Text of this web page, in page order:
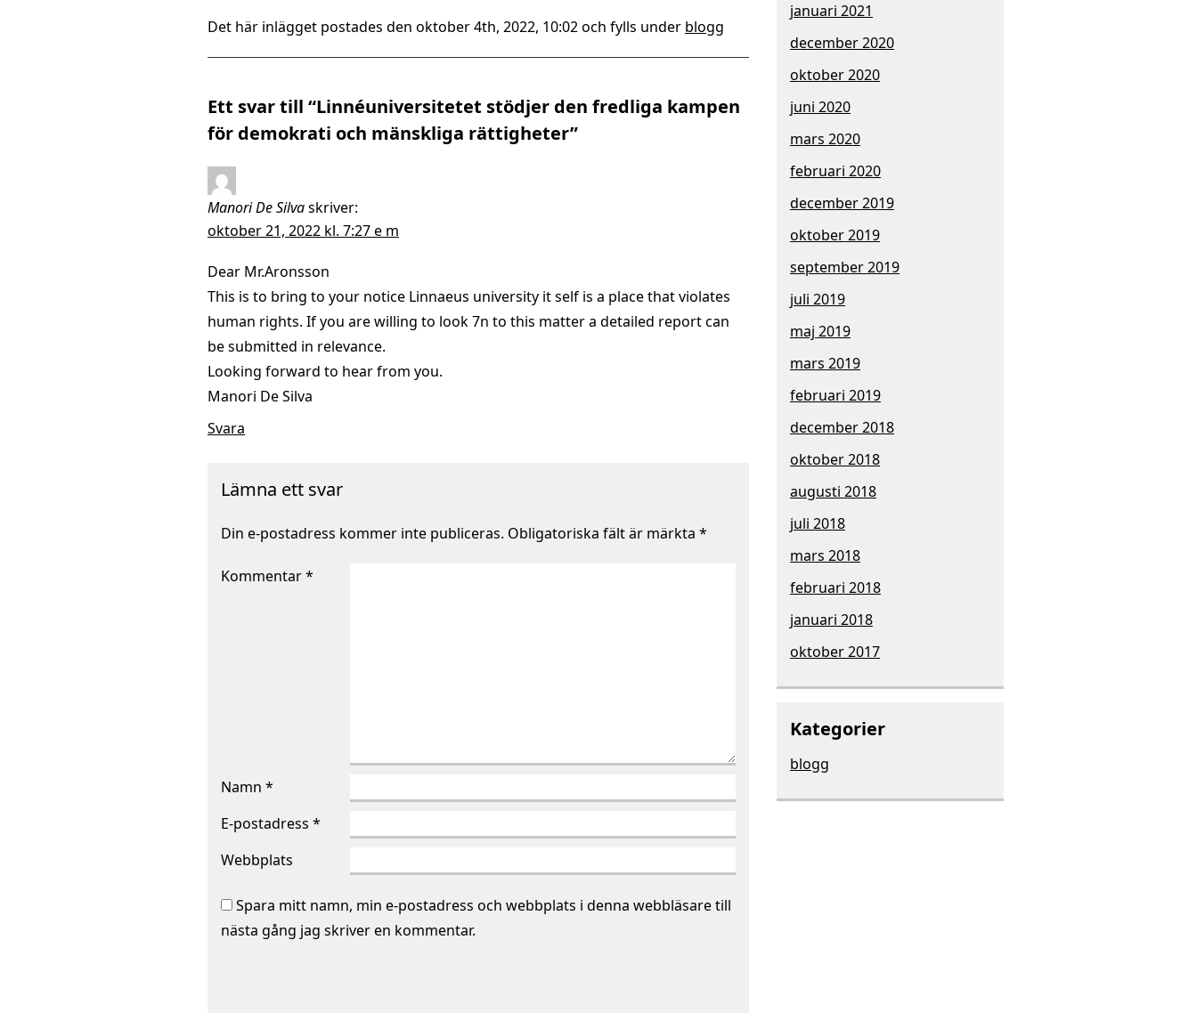
Det här inlägget postades den oktober 4th, 2022, 10:02 och fylls under blogg
Ett svar till “Linnéuniversitetet stödjer den fredliga kampen
för demokrati och mänskliga rättigheter”
Manori De Silvaskriver:
oktober 21, 2022 kl. 7:27 e m
Dear Mr.Aronsson
This is to bring to your notice Linnaeus university it self is a place that violates
human rights. If you are willing to look 7n to this matter a detailed report can
be submitted in relevance.
Looking forward to hear from you.
Manori De Silva
Svara
Lämna ett svar
Din e-postadress kommer inte publiceras. Obligatoriska fält är märkta *
Kommentar*
Namn *
E-postadress *
Webbplats
Spara mitt namn, min e-postadress och webbplats i denna webbläsare till
nästa gång jag skriver en kommentar.
januari 2021
december 2020
oktober 2020
juni 2020
mars 2020
februari 2020
december 2019
oktober 2019
september 2019
juli 2019
maj 2019
mars 2019
februari 2019
december 2018
oktober 2018
augusti 2018
juli 2018
mars 2018
februari 2018
januari 2018
oktober 2017
Kategorier
blogg